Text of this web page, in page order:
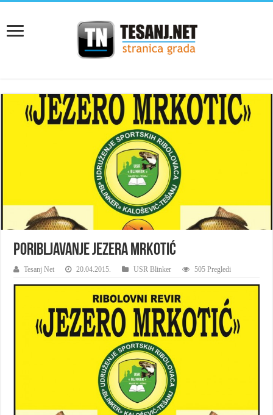
Poribljavanje jezera Mrkotić
Tesanj Net 20.04.2015. USR Blinker 505 Pregledi